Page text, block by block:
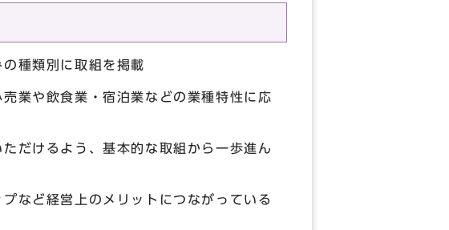
種類別に取組を掲載
業や飲食業・宿泊業などの業種特性に応
だけるよう、基本的な取組から一歩進ん
など経営上のメリットにつながっている